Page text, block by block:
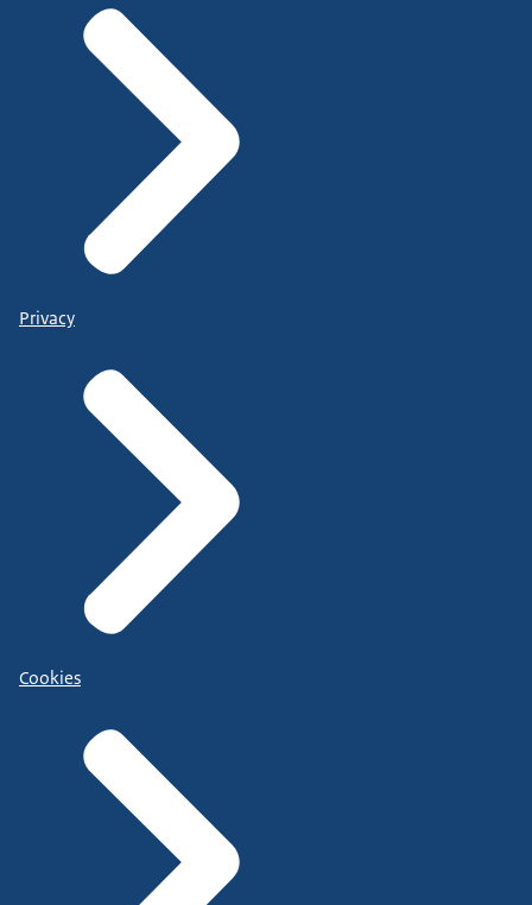
Privacy
Cookies